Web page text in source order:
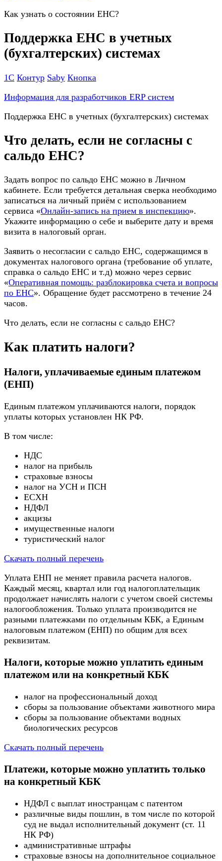
Как узнать о состоянии ЕНС?
Поддержка ЕНС в учетных
(бухгалтерских) системах
1С Контур Saby Кнопка
Информация для разработчиков ERP систем
Поддержка ЕНС в учетных (бухгалтерских) системах
Что делать, если не согласны с
сальдо ЕНС?
Задать вопрос по сальдо ЕНС можно в Личном
кабинете. Если требуется детальная сверка необходимо
записаться на личный приём с использованием
сервиса «Онлайн-запись на прием в инспекцию».
Укажите информацию о себе и выберите дату и время
визита в налоговый орган.
Заявить о несогласии с сальдо ЕНС, содержащимся в
документах налогового органа (требование об уплате,
справка о сальдо ЕНС и т.д) можно через сервис
«Оперативная помощь: разблокировка счета и вопросы
по ЕНС». Обращение будет рассмотрено в течение 24
часов.
Что делать, если не согласны с сальдо ЕНС?
Как платить налоги?
Налоги, уплачиваемые единым платежом
(ЕНП)
Единым платежом уплачиваются налоги, порядок
уплаты которых установлен НК РФ.
В том числе:
НДС
налог на прибыль
страховые взносы
налог на УСН и ПСН
ЕСХН
НДФЛ
акцизы
имущественные налоги
туристический налог
Скачать полный перечень
Уплата ЕНП не меняет правила расчета налогов.
Каждый месяц, квартал или год налогоплательщик
продолжает начислять налоги с учетом своей системы
налогообложения. Только уплата производится не
разными платежками по отдельным КБК, а Единым
налоговым платежом (ЕНП) по общим для всех
реквизитам.
Налоги, которые можно уплатить единым
платежом или на конкретный КБК
налог на профессиональный доход
сборы за пользование объектами животного мира
сборы за пользование объектами водных
биологических ресурсов
Скачать полный перечень
Платежи, которые можно уплатить только
на конкретный КБК
НДФЛ с выплат иностранцам с патентом
различные виды пошлин, в том числе по которой
суд не выдал исполнительный документ (ст. 11
НК РФ)
административные штрафы
страховые взносы на дополнительное социальное